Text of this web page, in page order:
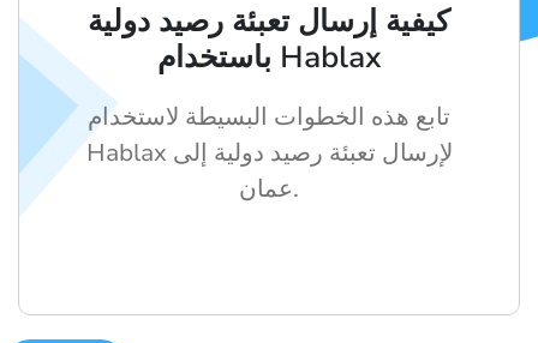
كيفية إرسال تعبئة رصيد دولية
باستخدام Hablax
تابع هذه الخطوات البسيطة لاستخدام
Hablax لإرسال تعبئة رصيد دولية إلى
عمان.